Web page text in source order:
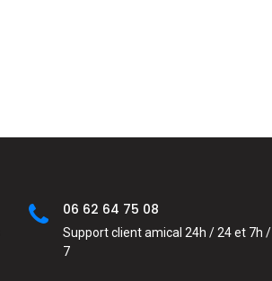
06 62 64 75 08
Support client amical 24h / 24 et 7h /
7